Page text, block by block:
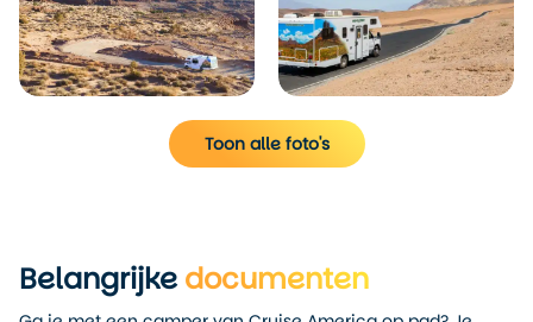
Toon alle foto's
Belangrijkedocumenten